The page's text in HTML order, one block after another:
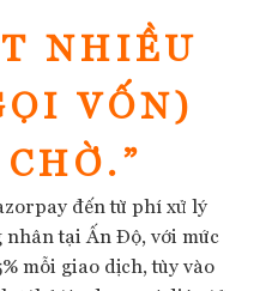
NHIỀU
VỐN)
đến từ phí xử lý
nhân tại Ấn Độ, với mức
mỗi giao dịch, tùy vào